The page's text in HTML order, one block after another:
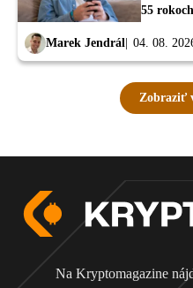
55 rokoch
Marek Jendrál 04. 08.
Zobraziť
Na Kryptomagazine